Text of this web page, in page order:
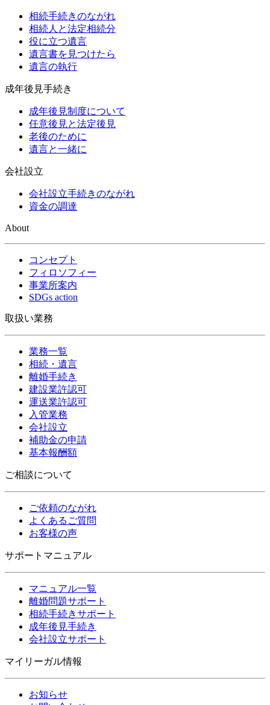
相続手続きのながれ
相続人と法定相続分
役に立つ遺言
遺言書を見つけたら
遺言の執行
成年後見手続き
成年後見制度について
任意後見と法定後見
老後のために
遺言と一緒に
会社設立
会社設立手続きのながれ
資金の調達
About
コンセプト
フィロソフィー
事業所案内
SDGs action
取扱い業務
業務一覧
相続・遺言
離婚手続き
建設業許認可
運送業許認可
入管業務
会社設立
補助金の申請
基本報酬額
ご相談について
ご依頼のながれ
よくあるご質問
お客様の声
サポートマニュアル
マニュアル一覧
離婚問題サポート
相続手続きサポート
成年後見手続き
会社設立サポート
マイリーガル情報
お知らせ